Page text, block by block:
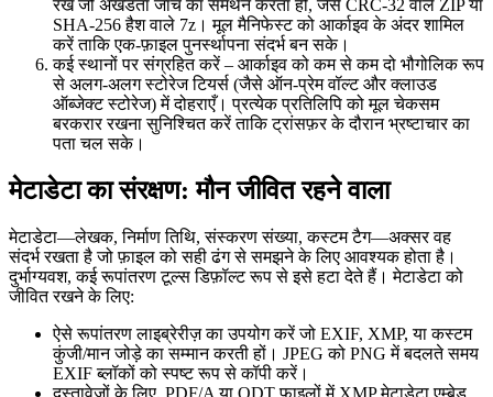
रखें जो अखंडता जांच का समर्थन करता हो, जैसे CRC‑32 वाले ZIPया
SHA‑256 हैश वाले 7z । मूल मैनिफेस्ट को आर्काइव के अंदर शामिल
करें ताकि एक‑फ़ाइल पुनर्स्थापना संदर्भ बन सके।
कई स्थानों पर संग्रहित करें– आर्काइव को कम से कम दो भौगोलिक रूप
से अलग‑अलग स्टोरेज टियर्स (जैसे ऑन‑प्रेम वॉल्ट और क्लाउड
ऑब्जेक्ट स्टोरेज) में दोहराएँ। प्रत्येक प्रतिलिपि को मूल चेकसम
बरकरार रखना सुनिश्चित करें ताकि ट्रांसफ़र के दौरान भ्रष्टाचार का
पता चल सके।
मेटाडेटा का संरक्षण: मौन जीवित रहने वाला
मेटाडेटा—लेखक, निर्माण तिथि, संस्करण संख्या, कस्टम टैग—अक्सर वह
संदर्भ रखता है जो फ़ाइल को सही ढंग से समझने के लिए आवश्यक होता है।
दुर्भाग्यवश, कई रूपांतरण टूल्स डिफ़ॉल्ट रूप से इसे हटा देते हैं। मेटाडेटा को
जीवित रखने के लिए:
ऐसे रूपांतरण लाइब्रेरीज़ का उपयोग करें जो EXIF, XMP, याकस्टम
कुंजी/मान जोड़ेका सम्मान करती हों। JPEG को PNG में बदलते समय
EXIF ब्लॉकों को स्पष्ट रूप से कॉपी करें।